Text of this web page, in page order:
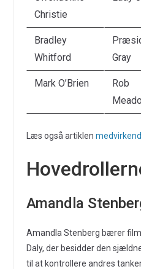
Christie
Bradley
Whitford
Gray
Mark O’Brien
Rob
Læs også artiklen
Amandla
Amandla Stenberg bærer
Daly, der besidder den
til at kontrollere andres